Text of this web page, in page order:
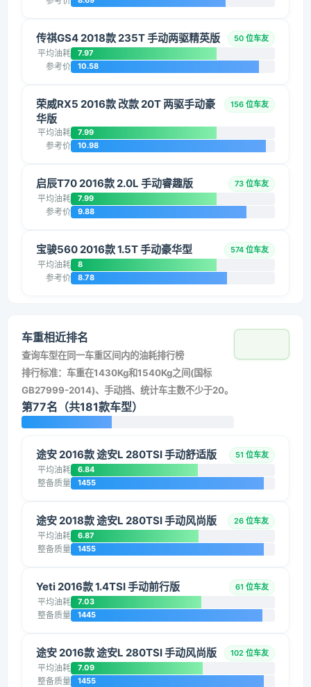
传祺GS4 2018款 235T 手动两驱精英版 50 位车友
平均油耗 7.97
参考价 10.58
荣威RX5 2016款 改款 20T 两驱手动豪
华版
156 位车友
平均油耗 7.99
参考价 10.98
启辰T70 2016款 2.0L 手动睿趣版 73 位车友
平均油耗 7.99
参考价 9.88
宝骏560 2016款 1.5T 手动豪华型 574 位车友
平均油耗 8
参考价 8.78
车重相近排名
查询车型在同一车重区间内的油耗排行榜
排行标准：车重在1430Kg和1540Kg之间(国标
GB27999-2014)、手动挡、统计车主数不少于20。
第77名（共181款车型）
途安 2016款 途安L 280TSI 手动舒适版 51 位车友
平均油耗 6.84
整备质量 1455
途安 2018款 途安L 280TSI 手动风尚版 26 位车友
平均油耗 6.87
整备质量 1455
Yeti 2016款 1.4TSI 手动前行版 61 位车友
平均油耗 7.03
整备质量 1445
途安 2016款 途安L 280TSI 手动风尚版 102 位车友
平均油耗 7.09
整备质量 1455